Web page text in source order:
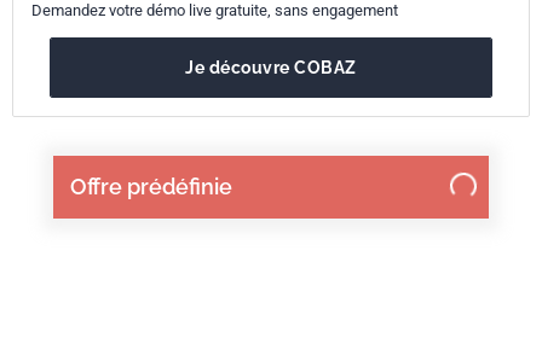
Offre prédéfinie
Demandez votre démo live gratuite, sans engagement
Je découvre COBAZ